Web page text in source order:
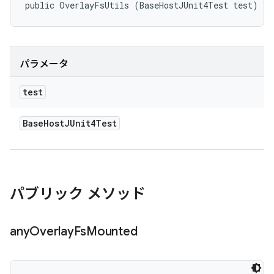
public OverlayFsUtils (BaseHostJUnit4Test test)
パラメータ
test
BaseHostJUnit4Test
パブリック メソッド
anyOverlayFsMounted